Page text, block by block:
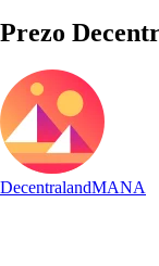
Prezo
DecentralandMANA